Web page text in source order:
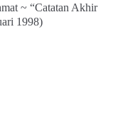
~ “Catatan Akhir
1998)